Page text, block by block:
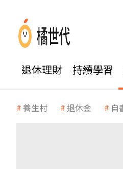
退休理財 持續學習
養生村 退休金 自